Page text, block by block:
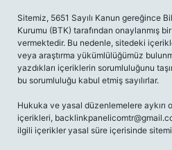
Sitemiz, 5651 Sayılı Kanun gereğince
Kurumu (BTK) tarafından onaylanmış
vermektedir. Bu nedenle, sitedeki
veya araştırma yükümlülüğümüz
yazdıkları içeriklerin sorumluluğunu
bu sorumluluğu kabul etmiş sayılırlar.
Hukuka ve yasal düzenlemelere aykırı
içerikleri,
ilgili içerikler yasal süre içerisinde